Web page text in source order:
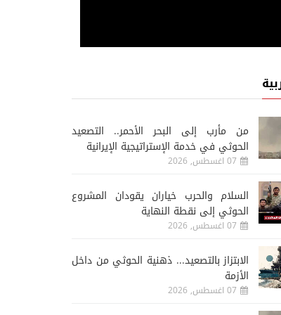
من مأرب إلى البحر الأحمر.. التصعيد
الحوثي في خدمة الإستراتيجية الإيرانية
07 اغسطس, 2026
السلام والحرب خياران يقودان المشروع
الحوثي إلى نقطة النهاية
07 اغسطس, 2026
الابتزاز بالتصعيد... ذهنية الحوثي من داخل
الأزمة
07 اغسطس, 2026